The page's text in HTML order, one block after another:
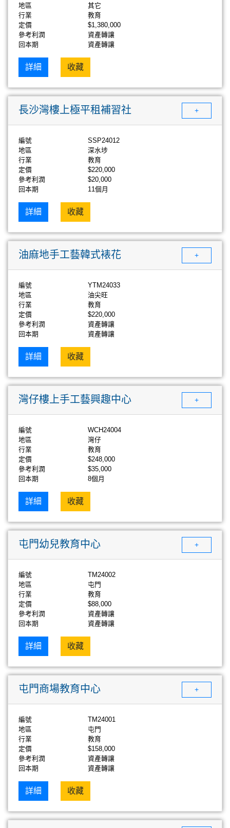
地區
其它
行業
教育
定價
$1,380,000
參考利潤
資產轉讓
回本期
資產轉讓
詳細 收藏
長沙灣樓上極平租補習社 +
編號
SSP24012
地區
深水埗
行業
教育
定價
$220,000
參考利潤
$20,000
回本期
11個月
詳細 收藏
油麻地手工藝韓式裱花 +
編號
YTM24033
地區
油尖旺
行業
教育
定價
$220,000
參考利潤
資產轉讓
回本期
資產轉讓
詳細 收藏
灣仔樓上手工藝興趣中心 +
編號
WCH24004
地區
灣仔
行業
教育
定價
$248,000
參考利潤
$35,000
回本期
8個月
詳細 收藏
屯門幼兒教育中心 +
編號
TM24002
地區
屯門
行業
教育
定價
$88,000
參考利潤
資產轉讓
回本期
資產轉讓
詳細 收藏
屯門商場教育中心 +
編號
TM24001
地區
屯門
行業
教育
定價
$158,000
參考利潤
資產轉讓
回本期
資產轉讓
詳細 收藏